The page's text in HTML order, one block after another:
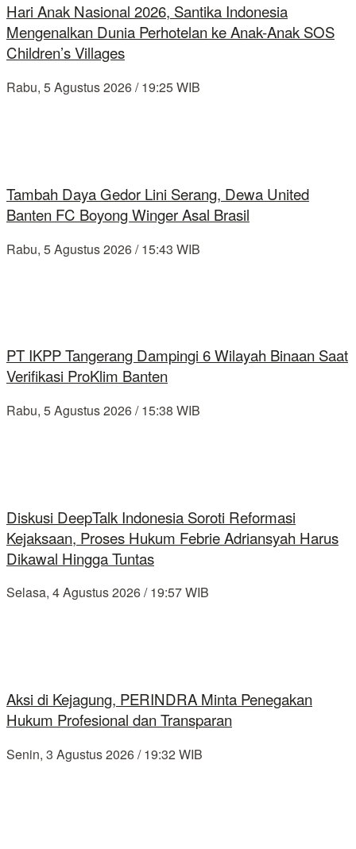
Hari Anak Nasional 2026, Santika Indonesia
Mengenalkan Dunia Perhotelan ke Anak-Anak SOS
Children’s Villages
Rabu, 5 Agustus 2026 / 19:25 WIB
Tambah Daya Gedor Lini Serang, Dewa United
Banten FC Boyong Winger Asal Brasil
Rabu, 5 Agustus 2026 / 15:43 WIB
PT IKPP Tangerang Dampingi 6 Wilayah Binaan Saat
Verifikasi ProKlim Banten
Rabu, 5 Agustus 2026 / 15:38 WIB
Diskusi DeepTalk Indonesia Soroti Reformasi
Kejaksaan, Proses Hukum Febrie Adriansyah Harus
Dikawal Hingga Tuntas
Selasa, 4 Agustus 2026 / 19:57 WIB
Aksi di Kejagung, PERINDRA Minta Penegakan
Hukum Profesional dan Transparan
Senin, 3 Agustus 2026 / 19:32 WIB